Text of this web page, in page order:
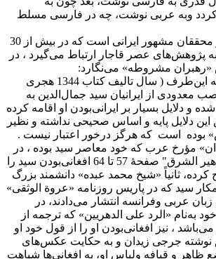
کردد وبه عربی نوشت، چه در فارسی مسلط
آقای صفایی یک‌تن از محققان مشهور ایرانی است که در بیش از 30
پژوهش‌های عصر قاجار ارتباط می‌گیرد ، در
مشروطه» می‌نگارد:
«از پنجاه سال پیش به این‌طرف ( سال تالیف کتاب 1344 هجری
از ایرانیان سید جمال‌الدین به
و دلایل بسیار بر ایرانی‌بودن او اقامه کرده
این دلایل پایه و اساس صحیحی نداشته و نظیر
بوده است که هرگز درخور اعتبار نیست .
مؤرخ عرب که خود معاصر سید بوده ، در
جلد دوم کتاب " مشاهیر الشرق" صفحۀ 57 تا 64 افغانی‌بودن سید را
ثانیاً «شیخ محمد عبده» دانشمند بزرگ
سید که در پاریس روزنامه «عروة الوثقی»
عربی وفرانسه انتشار می‌دادند، در
به‌نام «الرد علی الدهریین» که ترجمه از
، نیز افغانی‌بودن او را از قول خود او
نوشته جرجی زیدان و به حکایت عکس‌های
و قیافه ولباس او، به افغانی‌ها شباهت